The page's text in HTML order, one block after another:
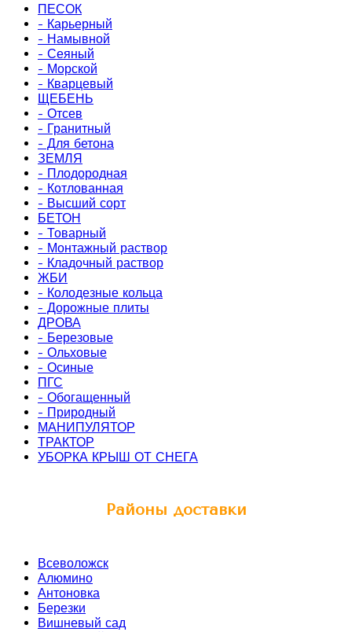
ПЕСОК
- Карьерный
- Намывной
- Сеяный
- Морской
- Кварцевый
ЩЕБЕНЬ
- Отсев
- Гранитный
- Для бетона
ЗЕМЛЯ
- Плодородная
- Котлованная
- Высший сорт
БЕТОН
- Товарный
- Монтажный раствор
- Кладочный раствор
ЖБИ
- Колодезные кольца
- Дорожные плиты
ДРОВА
- Березовые
- Ольховые
- Осиные
ПГС
- Обогащенный
- Природный
МАНИПУЛЯТОР
ТРАКТОР
УБОРКА КРЫШ ОТ СНЕГА
Районы доставки
Всеволожск
Алюмино
Антоновка
Березки
Вишневый сад